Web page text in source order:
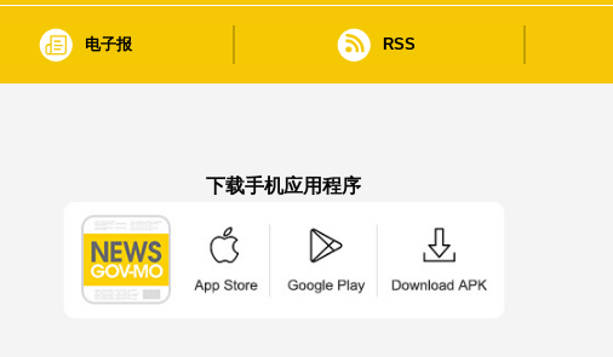
电子报 RSS
下载手机应用程序